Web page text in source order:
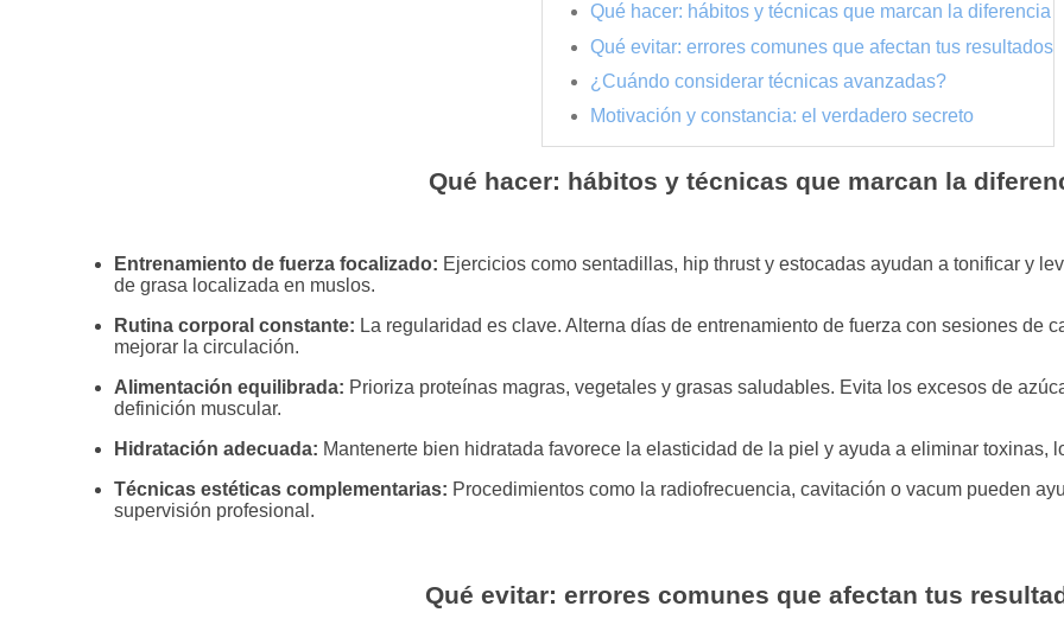
Qué hacer: hábitos y técnicas que marcan la diferencia
Qué evitar: errores comunes que afectan tus resultados
¿Cuándo considerar técnicas avanzadas?
Motivación y constancia: el verdadero secreto
Qué hacer: hábitos y técnicas que marcan la
Entrenamiento de fuerza focalizado: Ejercicios como sentadillas, hip thrust y estocadas ayudan a tonificar y
de grasa localizada en muslos.
Rutina corporal constante: La regularidad es clave. Alterna días de entrenamiento de fuerza con sesiones de
mejorar la circulación.
Alimentación equilibrada: Prioriza proteínas magras, vegetales y grasas saludables. Evita los excesos de
definición muscular.
Hidratación adecuada: Mantenerte bien hidratada favorece la elasticidad de la piel y ayuda a eliminar toxinas,
Técnicas estéticas complementarias: Procedimientos como la radiofrecuencia, cavitación o vacum pueden
supervisión profesional.
Qué evitar: errores comunes que afectan tus